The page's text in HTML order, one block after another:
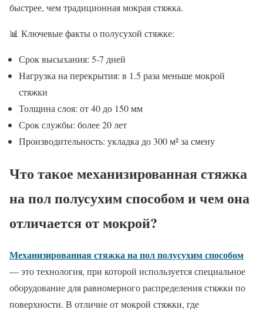
быстрее, чем традиционная мокрая стяжка.
📊 Ключевые факты о полусухой стяжке:
Срок высыхания: 5-7 дней
Нагрузка на перекрытия: в 1.5 раза меньше мокрой
стяжки
Толщина слоя: от 40 до 150 мм
Срок службы: более 20 лет
Производительность: укладка до 300 м² за смену
Что такое механизированная стяжка
на пол полусухим способом и чем она
отличается от мокрой?
Механизированная стяжка на пол полусухим способом
— это технология, при которой используется специальное
оборудование для равномерного распределения стяжки по
поверхности. В отличие от мокрой стяжки, где